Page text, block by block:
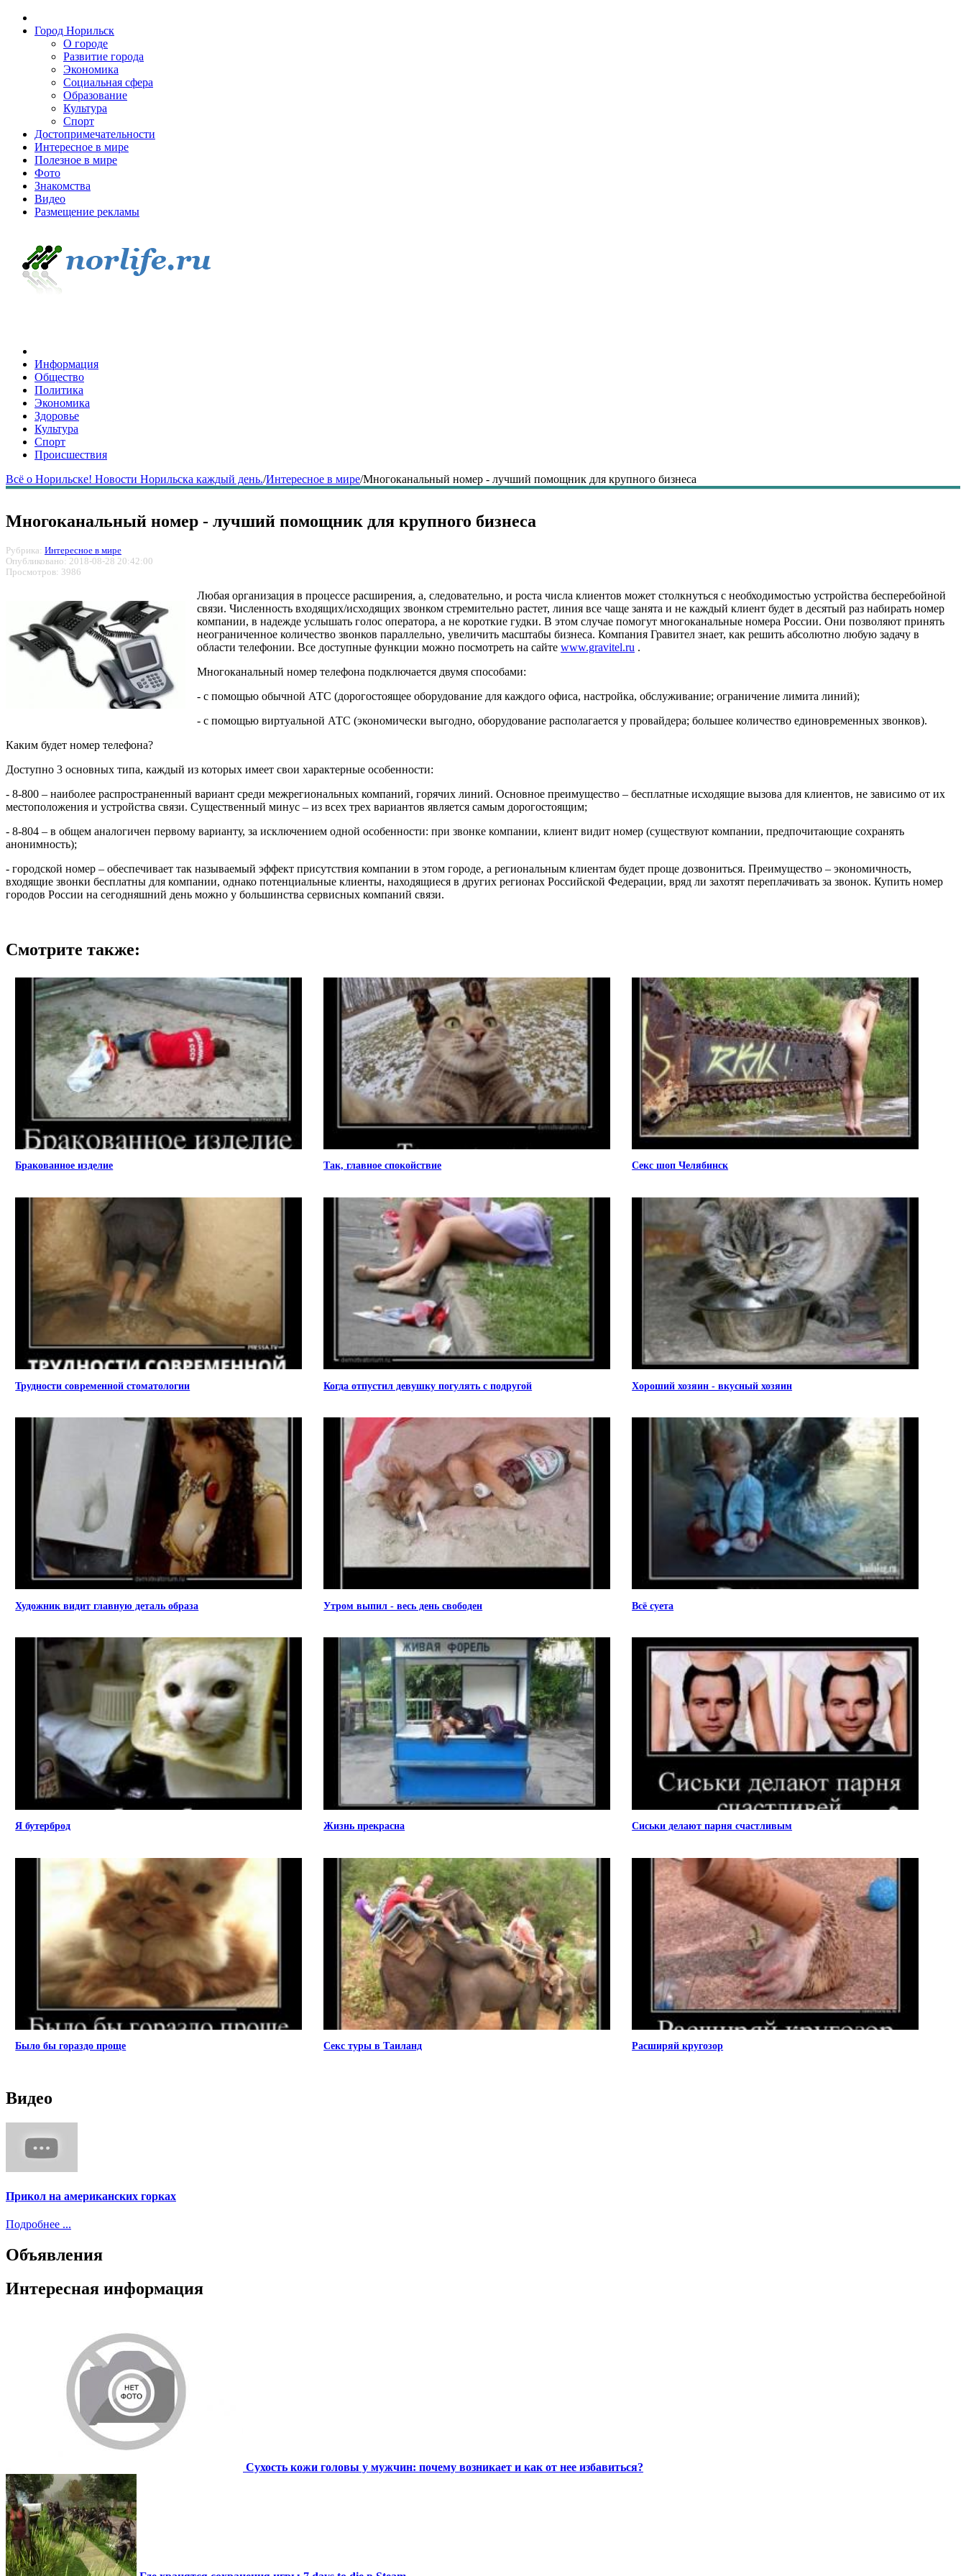
Город Норильск
О городе
Развитие города
Экономика
Социальная сфера
Образование
Культура
Спорт
Достопримечательности
Интересное в мире
Полезное в мире
Фото
Знакомства
Видео
Размещение рекламы
Информация
Общество
Политика
Экономика
Здоровье
Культура
Спорт
Происшествия
Всё о Норильске! Новости Норильска каждый день./Интересное в мире/Многоканальный номер - лучший помощник для крупного бизнеса
Многоканальный номер - лучший помощник для крупного бизнеса
Рубрика: Интересное в мире
Опубликовано: 2018-08-28 20:42:00
Просмотров: 3986
Любая организация в процессе расширения, а, следовательно, и роста числа клиентов может столкнуться с необходимостью устройства бесперебойной
связи. Численность входящих/исходящих звонком стремительно растет, линия все чаще занята и не каждый клиент будет в десятый раз набирать номер
компании, в надежде услышать голос оператора, а не короткие гудки. В этом случае помогут многоканальные номера России. Они позволяют принять
неограниченное количество звонков параллельно, увеличить масштабы бизнеса. Компания Гравител знает, как решить абсолютно любую задачу в
области телефонии. Все доступные функции можно посмотреть на сайте www.gravitel.ru .
Многоканальный номер телефона подключается двумя способами:
- с помощью обычной АТС (дорогостоящее оборудование для каждого офиса, настройка, обслуживание; ограничение лимита линий);
- с помощью виртуальной АТС (экономически выгодно, оборудование располагается у провайдера; большее количество единовременных звонков).
Каким будет номер телефона?
Доступно 3 основных типа, каждый из которых имеет свои характерные особенности:
- 8-800 – наиболее распространенный вариант среди межрегиональных компаний, горячих линий. Основное преимущество – бесплатные исходящие вызова для клиентов, не зависимо от их
местоположения и устройства связи. Существенный минус – из всех трех вариантов является самым дорогостоящим;
- 8-804 – в общем аналогичен первому варианту, за исключением одной особенности: при звонке компании, клиент видит номер (существуют компании, предпочитающие сохранять
анонимность);
- городской номер – обеспечивает так называемый эффект присутствия компании в этом городе, а региональным клиентам будет проще дозвониться. Преимущество – экономичность,
входящие звонки бесплатны для компании, однако потенциальные клиенты, находящиеся в других регионах Российской Федерации, вряд ли захотят переплачивать за звонок. Купить номер
городов России на сегодняшний день можно у большинства сервисных компаний связи.
Смотрите также:
Бракованное изделие Так, главное спокойствие Секс шоп Челябинск
Трудности современной стоматологии Когда отпустил девушку погулять с подругой Хороший хозяин - вкусный хозяин
Художник видит главную деталь образа Утром выпил - весь день свободен Всё суета
Я бутерброд Жизнь прекрасна Сиськи делают парня счастливым
Было бы гораздо проще Секс туры в Таиланд Расширяй кругозор
Видео
Прикол на американских горках
Подробнее ...
Объявления
Интересная информация
Сухость кожи головы у мужчин: почему возникает и как от нее избавиться?